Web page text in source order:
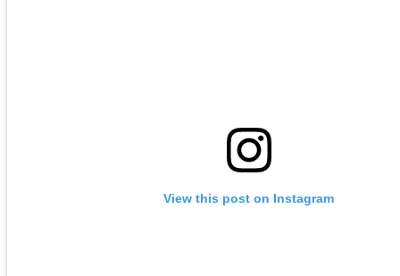
View this post on Instagram